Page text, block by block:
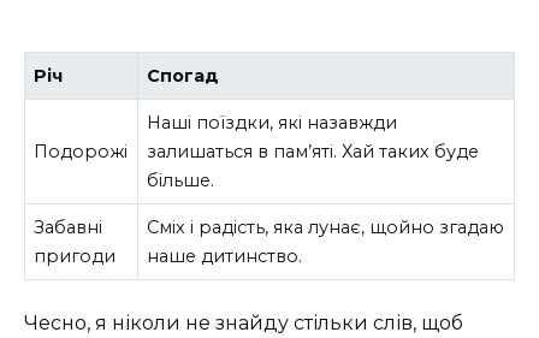
Річ Спогад
Подорожі
Наші поїздки, які назавжди
залишаться в пам’яті. Хай таких буде
більше.
Забавні
пригоди
Сміх і радість, яка лунає, щойно згадаю
наше дитинство.
Чесно, я ніколи не знайду стільки слів, щоб